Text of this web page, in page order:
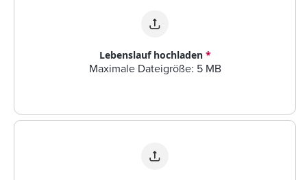
Lebenslauf hochladen *
Maximale Dateigröße: 5 MB